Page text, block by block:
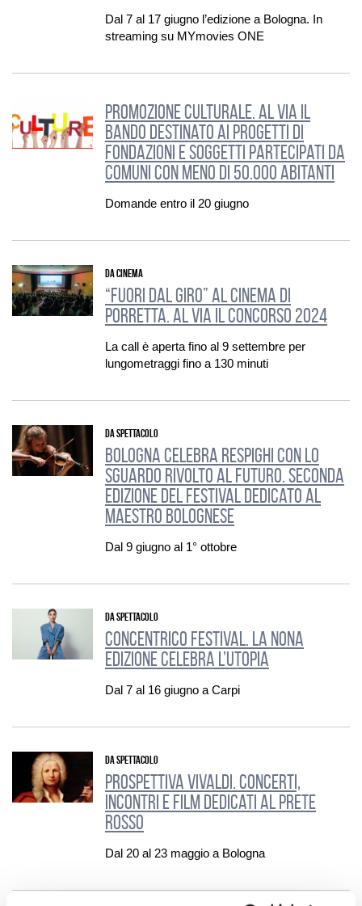
Dal 7 al 17 giugno l’edizione a Bologna. In
streaming su MYmovies ONE
Promozione Culturale. Al via il
bando destinato ai progetti di
Fondazioni e soggetti partecipati da
Comuni con meno di 50.000 abitanti
Domande entro il 20 giugno
DA CINEMA
“Fuori dal giro” al Cinema di
Porretta. Al via il Concorso 2024
La call è aperta fino al 9 settembre per
lungometraggi fino a 130 minuti
DA SPETTACOLO
Bologna celebra Respighi con lo
sguardo rivolto al futuro. Seconda
edizione del Festival dedicato al
Maestro bolognese
Dal 9 giugno al 1° ottobre
DA SPETTACOLO
Concentrico Festival. La nona
edizione celebra l’utopia
Dal 7 al 16 giugno a Carpi
DA SPETTACOLO
Prospettiva Vivaldi. Concerti,
incontri e film dedicati al Prete
rosso
Dal 20 al 23 maggio a Bologna